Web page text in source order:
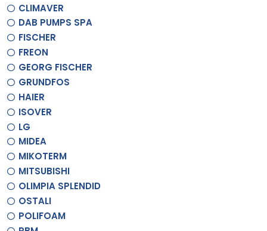
CLIMAVER
DAB PUMPS SPA
FISCHER
FREON
GEORG FISCHER
GRUNDFOS
HAIER
ISOVER
LG
MIDEA
MIKOTERM
MITSUBISHI
OLIMPIA SPLENDID
OSTALI
POLIFOAM